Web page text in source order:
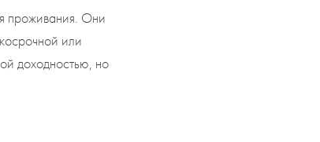
проживания. Они
или
доходностью, но